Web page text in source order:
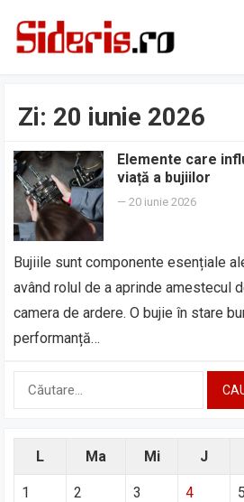
Zi: 20 iunie 2026
Elemente care
viață a bujiilor
—20 iunie 2026
Bujiile sunt componente esențiale
având rolul de a aprinde amestecul
camera de ardere. O bujie în stare
performanță…
Caută
L Ma Mi J
1 2 3 4 5